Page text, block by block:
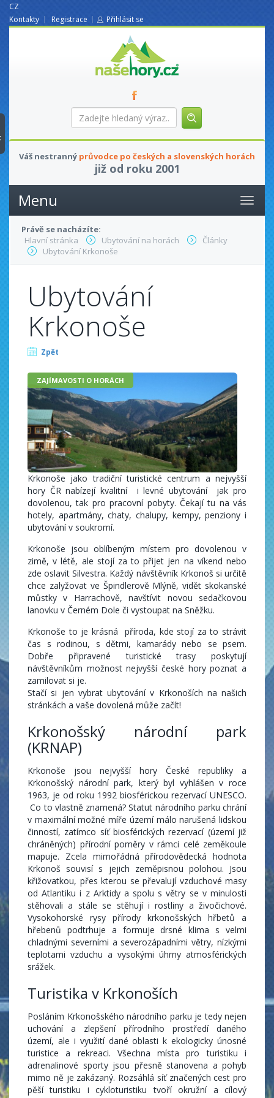
CZ
Kontakty
Registrace Přihlásit se
nasehory.cz
Zadejte
hledaný
Váš nestranný průvodce po českých a slovenských horách
již od roku 2001
Menu
Právě se nacházíte:
Hlavní stránka
Ubytování na horách
Články
Ubytování Krkonoše
Ubytování
Krkonoše
Zpět
ZAJÍMAVOSTI O HORÁCH
Krkonoše jako tradiční turistické centrum a nejvyšší
hory ČR nabízejí kvalitní i levné ubytování jak pro
dovolenou, tak pro pracovní pobyty. Čekají tu na vás
hotely, apartmány, chaty, chalupy, kempy, penziony i
ubytování v soukromí.
Krkonoše jsou oblíbeným místem pro dovolenou v
zimě, v létě, ale stojí za to přijet jen na víkend nebo
zde oslavit Silvestra. Každý návštěvník Krkonoš si určitě
chce zalyžovat ve Špindlerově Mlýně, vidět skokanské
můstky v Harrachově, navštívit novou sedačkovou
lanovku v Černém Dole či vystoupat na Sněžku.
Krkonoše to je krásná příroda, kde stojí za to strávit
čas s rodinou, s dětmi, kamarády nebo se psem.
Dobře připravené turistické trasy poskytují
návštěvníkům možnost nejvyšší české hory poznat a
zamilovat si je.
Stačí si jen vybrat ubytování v Krkonoších na našich
stránkách a vaše dovolená může začít!
Krkonošský národní park
(KRNAP)
Krkonoše jsou nejvyšší hory České republiky a
Krkonošský národní park, který byl vyhlášen v roce
1963, je od roku 1992 biosférickou rezervací UNESCO.
Co to vlastně znamená? Statut národního parku chrání
v maximální možné míře území málo narušená lidskou
činností, zatímco síť biosférických rezervací (území již
chráněných) přírodní poměry v rámci celé zeměkoule
mapuje. Zcela mimořádná přírodovědecká hodnota
Krkonoš souvisí s jejich zeměpisnou polohou. Jsou
křižovatkou, přes kterou se převalují vzduchové masy
od Atlantiku i z Arktidy a spolu s větry se v minulosti
stěhovali a stále se stěhují i rostliny a živočichové.
Vysokohorské rysy přírody krkonošských hřbetů a
hřebenů podtrhuje a formuje drsné klima s velmi
chladnými severními a severozápadními větry, nízkými
teplotami vzduchu a vysokými úhrny atmosférických
srážek.
Turistika v Krkonoších
Posláním Krkonošského národního parku je tedy nejen
uchování a zlepšení přírodního prostředí daného
území, ale i využití dané oblasti k ekologicky únosné
turistice a rekreaci. Všechna místa pro turistiku i
adrenalinové sporty jsou přesně stanovena a pohyb
mimo ně je zakázaný. Rozsáhlá síť značených cest pro
pěší turistiku i cykloturistiku tvoří okružní a cílový